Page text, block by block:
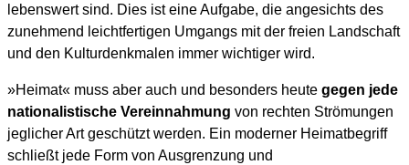
lebenswert sind. Dies ist eine Aufgabe, die angesichts des
zunehmend leichtfertigen Umgangs mit der freien Landschaft
und den Kulturdenkmalen immer wichtiger wird.
»Heimat« muss aber auch und besonders heute gegen jede
nationalistische Vereinnahmung von rechten Strömungen
jeglicher Art geschützt werden. Ein moderner Heimatbegriff
schließt jede Form von Ausgrenzung und